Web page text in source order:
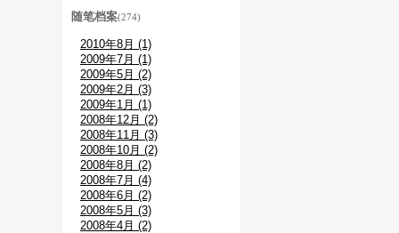
随笔档案(274)
2010年8月 (1)
2009年7月 (1)
2009年5月 (2)
2009年2月 (3)
2009年1月 (1)
2008年12月 (2)
2008年11月 (3)
2008年10月 (2)
2008年8月 (2)
2008年7月 (4)
2008年6月 (2)
2008年5月 (3)
2008年4月 (2)